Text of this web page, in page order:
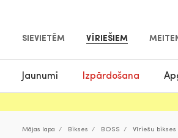
SIEVIETĒM VĪRIEŠIEM
Jaunumi Izpārdošana
Mājas lapa Bikses BOSS Vīriešu bikses